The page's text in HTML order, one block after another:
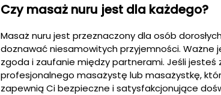
Czy masaż nuru jest dla każdego?
Masaż nuru jest przeznaczony dla osób
doznawać niesamowitych przyjemności. Ważne
zgoda i zaufanie między partnerami. Jeśli
profesjonalnego masażystę lub masażystkę,
zapewnią Ci bezpieczne i satysfakcjonujące